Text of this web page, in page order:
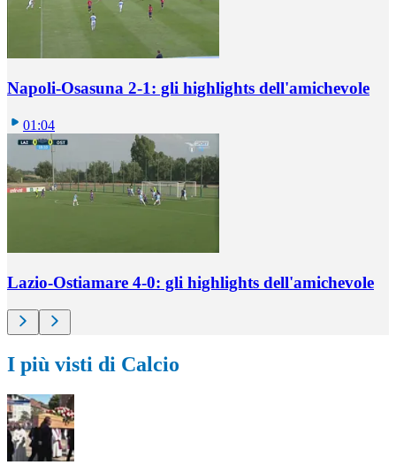
Napoli-Osasuna 2-1: gli highlights dell'amichevole
01:04
Lazio-Ostiamare 4-0: gli highlights dell'amichevole
I più visti di Calcio